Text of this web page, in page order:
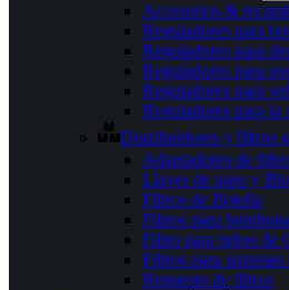
Accesorios &
Reguladores para
Reguladores para
Reguladores para
Reguladores para
Reguladores para la
Distribuidores y filtros
Adaptadores de
Llaves de paso y
Filtros de Botella
Filtros para
Filtro para tubos de
Filtros para
Repuesto de filtros